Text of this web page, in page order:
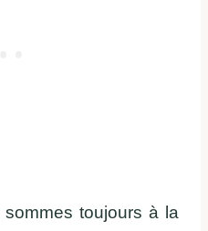
toujours à la